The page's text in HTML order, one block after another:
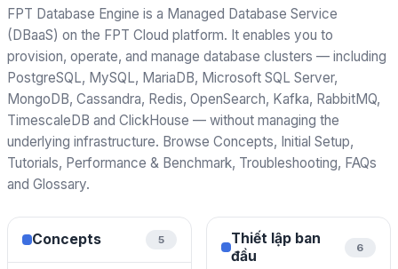
FPT Database Engine is a Managed Database Service
(DBaaS) on the FPT Cloud platform. It enables you to
provision, operate, and manage database clusters — including
PostgreSQL, MySQL, MariaDB, Microsoft SQL Server,
MongoDB, Cassandra, Redis, OpenSearch, Kafka, RabbitMQ,
TimescaleDB and ClickHouse — without managing the
underlying infrastructure. Browse Concepts, Initial Setup,
Tutorials, Performance & Benchmark, Troubleshooting, FAQs
and Glossary.
Concepts 5
Thiết lập ban
đầu
6